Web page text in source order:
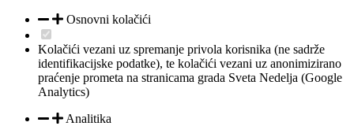
Osnovni kolačići
Kolačići vezani uz spremanje privola korisnika (ne sadrže
identifikacijske podatke), te kolačići vezani uz anonimizirano
praćenje prometa na stranicama grada Sveta Nedelja (Google
Analytics)
Analitika